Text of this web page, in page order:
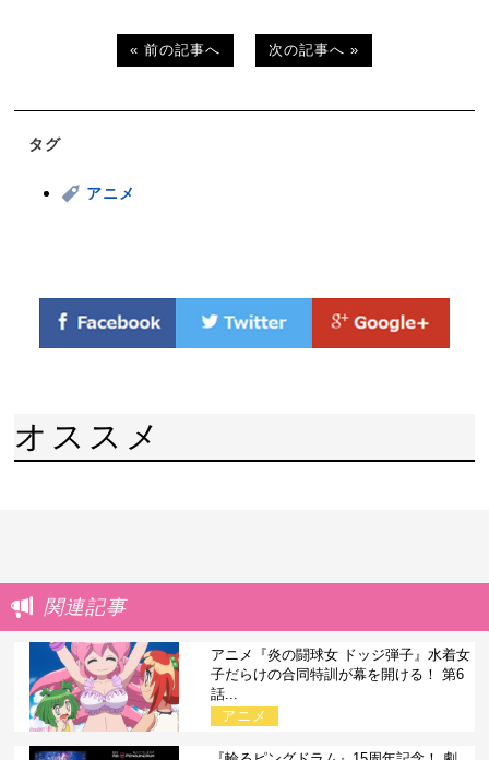
« 前の記事へ 次の記事へ »
タグ
アニメ
オススメ
関連記事
アニメ『炎の闘球女 ドッジ弾子』水着女
子だらけの合同特訓が幕を開ける！ 第6
話...
アニメ